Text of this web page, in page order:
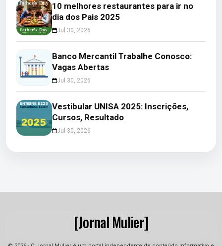
10 melhores restaurantes para ir no
dia dos Pais 2025
Jul 30, 2026
Banco Mercantil Trabalhe Conosco:
Vagas Abertas
Jul 30, 2026
Vestibular UNISA 2025: Inscrições,
Cursos, Resultado
Jul 30, 2026
[Jornal Mulier]